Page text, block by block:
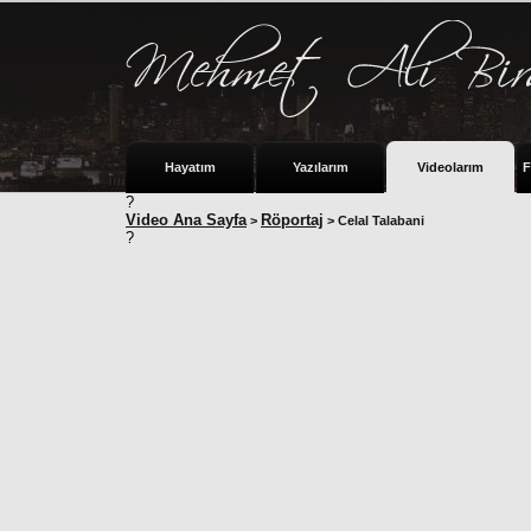
Hayatım Yazılarım Videolarım
?
Video Ana Sayfa > Röportaj > Celal Talabani
?